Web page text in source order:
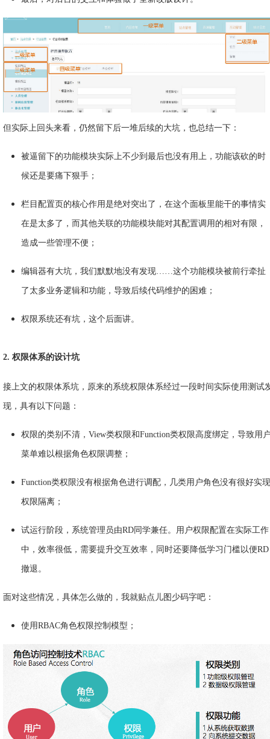
但实际上回头来看，仍然留下后一堆后续的大坑，也总结一下：
被逼留下的功能模块实际上不少到最后也没有用上，功能该砍的时
候还是要痛下狠手；
栏目配置页的核心作用是绝对突出了，在这个面板里能干的事情实
在是太多了，而其他关联的功能模块能对其配置调用的相对有限，
造成一些管理不便；
编辑器有大坑，我们默默地没有发现……这个功能模块被前行牵扯
了太多业务逻辑和功能，导致后续代码维护的困难；
权限系统还有坑，这个后面讲。
2. 权限体系的设计坑
接上文的权限体系坑，原来的系统权限体系经过一段时间实际使用测试
现，具有以下问题：
权限的类别不清，View类权限和Function类权限高度绑定，导致用
菜单难以根据角色权限调整；
Function类权限没有根据角色进行调配，几类用户角色没有很好实现
权限隔离；
试运行阶段，系统管理员由RD同学兼任。用户权限配置在实际工作
中，效率很低，需要提升交互效率，同时还要降低学习门槛以便RD
撤退。
面对这些情况，具体怎么做的，我就贴点儿图少码字吧：
使用RBAC角色权限控制模型；